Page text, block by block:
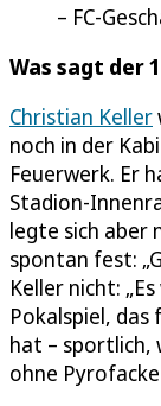
FC-
Was sagt der
Christian Keller
noch in der
Feuerwerk. Er
Stadion-
legte sich aber
spontan fest:
Keller nicht:
Pokalspiel,
hat – sportlich,
ohne